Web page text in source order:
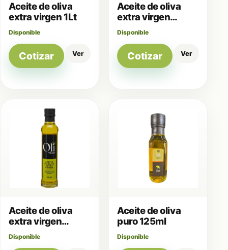
Aceite de oliva
extra virgen 1Lt
Disponible
Cotizar Ver
Aceite de oliva
extra virgen
250ml
Disponible
Cotizar Ver
Aceite de oliva
extra virgen
250ml
Disponible
Aceite de oliva
puro 125ml
Disponible